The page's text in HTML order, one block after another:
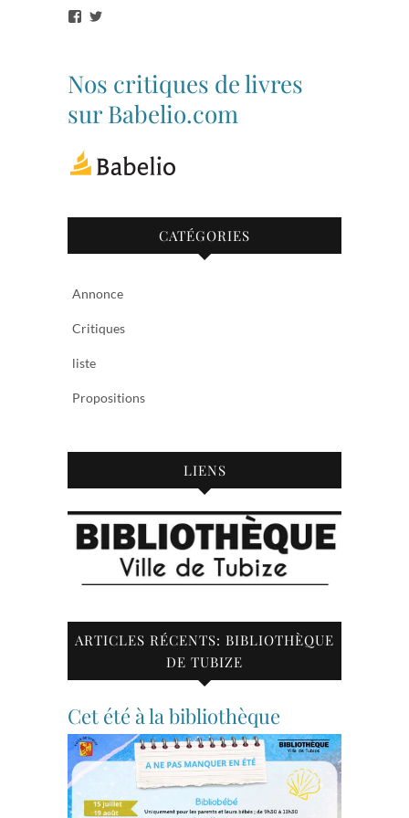
Voir
bibliothequetubize
sur
Facebook
Tuclasakoi
sur
Twitter
Nos critiques de livres
sur Babelio.com
CATÉGORIES
Annonce
Critiques
liste
Propositions
LIENS
ARTICLES RÉCENTS: BIBLIOTHÈQUE
DE TUBIZE
Cet été à la bibliothèque